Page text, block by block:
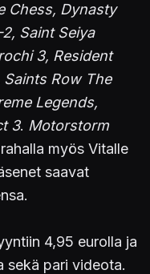
Chess, Dynasty
Saint Seiya
3, Resident
Saints Row The
Legends,
3. Motorstorm
myös Vitalle
saavat
4,95 eurolla ja
sekä pari videota.